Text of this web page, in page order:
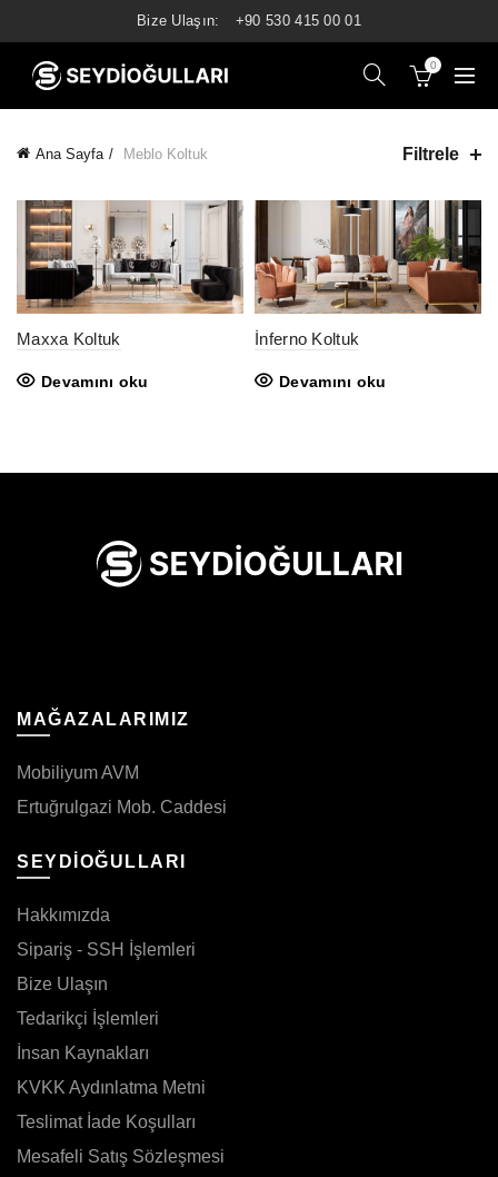
Bize Ulaşın: +90 530 415 00 01
0
Ana Sayfa Meblo Koltuk Filtrele
Maxxa Koltuk
Devamını oku
İnferno Koltuk
Devamını oku
MAĞAZALARIMIZ
Mobiliyum AVM
Ertuğrulgazi Mob. Caddesi
SEYDİOĞULLARI
Hakkımızda
Sipariş - SSH İşlemleri
Bize Ulaşın
Tedarikçi İşlemleri
İnsan Kaynakları
KVKK Aydınlatma Metni
Teslimat İade Koşulları
Mesafeli Satış Sözleşmesi